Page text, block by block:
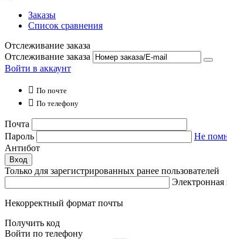
Заказы
Список сравнения
Отслеживание заказа
Отслеживание заказа
Войти в аккаунт
 По почте
 По телефону
Почта
Пароль
Не
Антибот
Вход
Только для зарегистрированных ранее пользователей
Электронная
Некорректный формат почты
Получить код
Войти по телефону